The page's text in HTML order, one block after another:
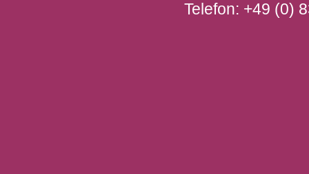
Telefon: +49 (0)